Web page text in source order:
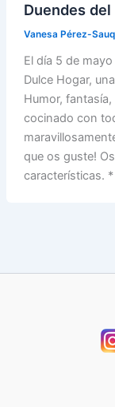
Duendes
Vanesa Pérez-
El día 5 de
Dulce Hogar,
Humor,
cocinado con
que os guste!
características.